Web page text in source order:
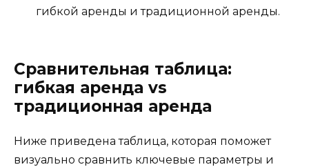
гибкой аренды и традиционной аренды.
Сравнительная таблица:
гибкая аренда vs
традиционная аренда
Ниже приведена таблица, которая поможет
визуально сравнить ключевые параметры и